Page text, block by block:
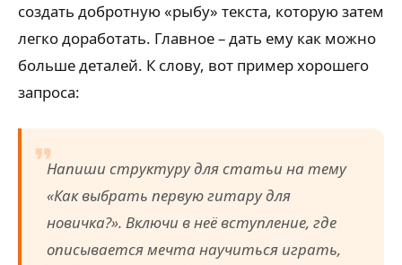
создать добротную «рыбу» текста, которую затем
легко доработать. Главное – дать ему как можно
больше деталей. К слову, вот пример хорошего
запроса:
Напиши структуру для статьи на тему
«Как выбрать первую гитару для
новичка?». Включи в неё вступление, где
описывается мечта научиться играть,